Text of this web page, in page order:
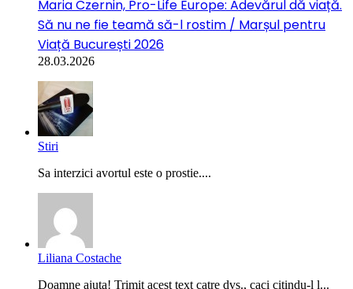
Maria Czernin, Pro-Life Europe: Adevărul dă viață.
Să nu ne fie teamă să-l rostim / Marșul pentru
Viață București 2026
28.03.2026
Stiri
Sa interzici avortul este o prostie....
Liliana Costache
Doamne ajuta! Trimit acest text catre dvs., caci citindu-l l...